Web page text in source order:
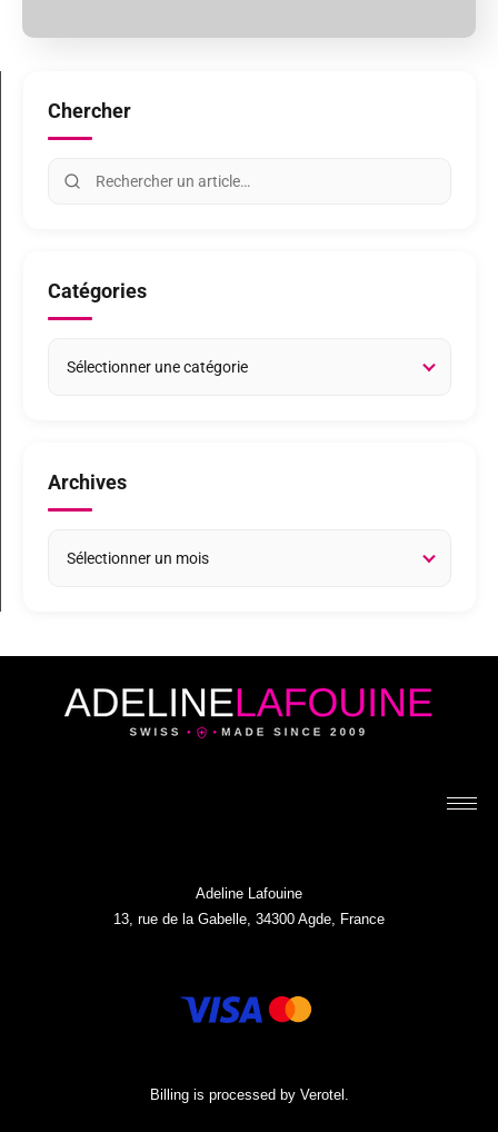
Chercher
Catégories
Archives
Adeline Lafouine
13, rue de la Gabelle, 34300 Agde, France
Billing is processed by Verotel.